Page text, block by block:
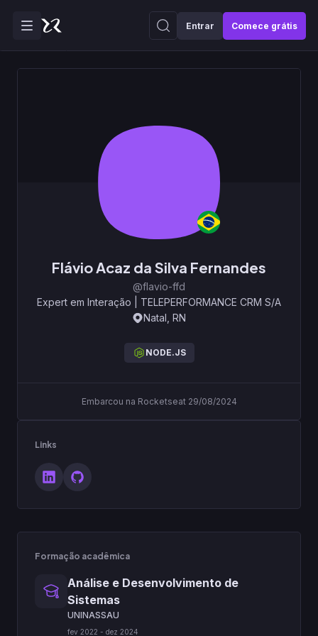
Entrar Comece grátis
Flávio Acaz da Silva Fernandes
@flavio-ffd
Expert em Interação
TELEPERFORMANCE CRM S/A
Natal, RN
NODE.JS
Embarcou na Rocketseat 29/08/2024
Links
Formação acadêmica
Análise e Desenvolvimento de
Sistemas
UNINASSAU
fev 2022 - dez 2024